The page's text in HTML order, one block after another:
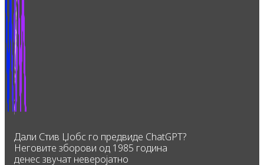
Дали Стив Џобс го предвиде ChatGPT?
Неговите зборови од 1985 година
денес звучат неверојатно